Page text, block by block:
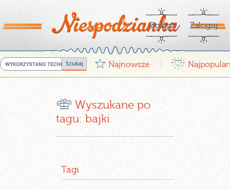
Dołącz Zaloguj
G Najnowsze ¤
r Wyszukane po
tagu: bajki
Tagi